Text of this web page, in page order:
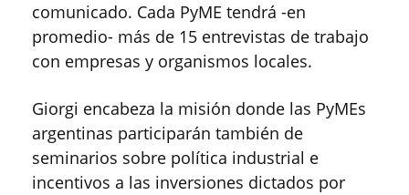
comunicado. Cada PyME tendrá -en
promedio- más de 15 entrevistas de trabajo
con empresas y organismos locales.
Giorgi encabeza la misión donde las PyMEs
argentinas participarán también de
seminarios sobre política industrial e
incentivos a las inversiones dictados por